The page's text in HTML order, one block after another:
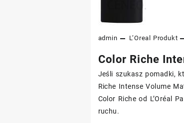
admin L’Oreal Produkt
Color Riche
Jeśli szukasz pomadki,
Riche Intense Volume
Color Riche od L’Oréal
ruchu.